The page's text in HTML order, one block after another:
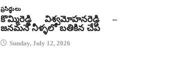
ప్రసిద్ధులు
కొమ్మిరెడ్డి విశ్వమోహనరెడ్డి –
జనమనే నీళ్ళలో బతికిన చేప
Sunday, July 12, 2026